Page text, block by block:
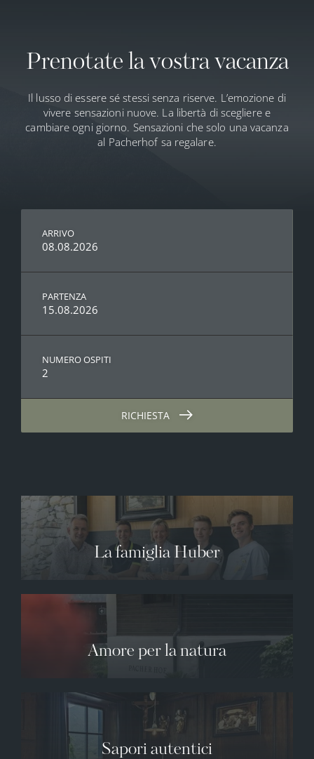
Prenotate la vostra vacanza
Il lusso di essere sé stessi senza riserve. L’emozione di
vivere sensazioni nuove. La libertà di scegliere e
cambiare ogni giorno. Sensazioni che solo una vacanza
al Pacherhof sa regalare.
ARRIVO
08.08.2026
PARTENZA
15.08.2026
NUMERO OSPITI
2
RICHIESTA
La famiglia Huber
Amore per la natura
Sapori autentici